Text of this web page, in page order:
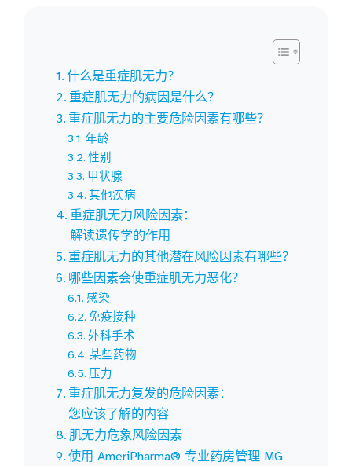
什么是重症肌无力？
重症肌无力的病因是什么？
重症肌无力的主要危险因素有哪些？
年龄
性别
甲状腺
其他疾病
重症肌无力风险因素：
解读遗传学的作用
重症肌无力的其他潜在风险因素有哪些？
哪些因素会使重症肌无力恶化？
感染
免疫接种
外科手术
某些药物
压力
重症肌无力复发的危险因素：
您应该了解的内容
肌无力危象风险因素
使用 AmeriPharma® 专业药房管理 MG